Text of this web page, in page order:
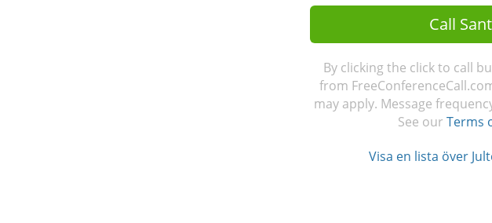
Call
By clicking the click to call
from
may apply. Message
See our Terms
Visa en lista över